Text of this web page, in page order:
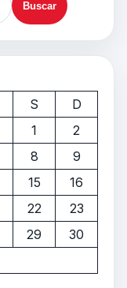
S
D
1
2
8
9
15
16
22
23
29
30